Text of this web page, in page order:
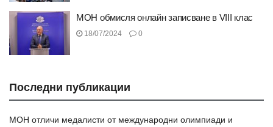
МОН обмисля онлайн записване в VIII клас
18/07/2024 0
Последни публикации
МОН отличи медалисти от международни олимпиади и